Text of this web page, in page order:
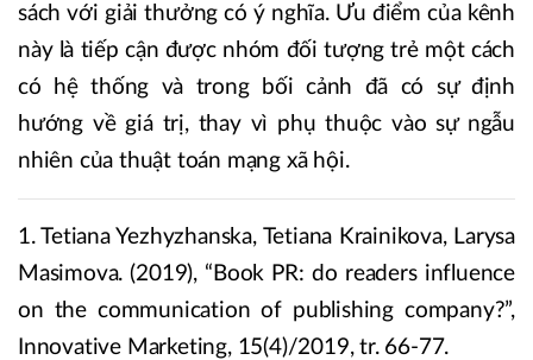
sách với giải thưởng có ý nghĩa. Ưu điểm của kênh
này là tiếp cận được nhóm đối tượng trẻ một cách
có hệ thống và trong bối cảnh đã có sự định
hướng về giá trị, thay vì phụ thuộc vào sự ngẫu
nhiên của thuật toán mạng xã hội.
1. Tetiana Yezhyzhanska, Tetiana Krainikova, Larysa
Masimova. (2019), “Book PR: do readers influence
on the communication of publishing company?”,
Innovative Marketing, 15(4)/2019, tr. 66-77.